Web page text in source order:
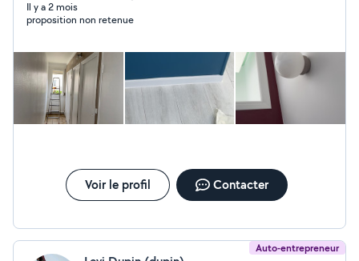
Il y a 2 mois
proposition non retenue
Voir le profil Contacter
Auto-entrepreneur